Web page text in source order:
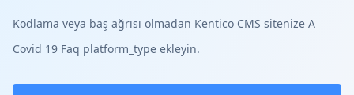
Kodlama veya baş ağrısı olmadan Kentico CMS sitenize A
Covid 19 Faq platform_type ekleyin.